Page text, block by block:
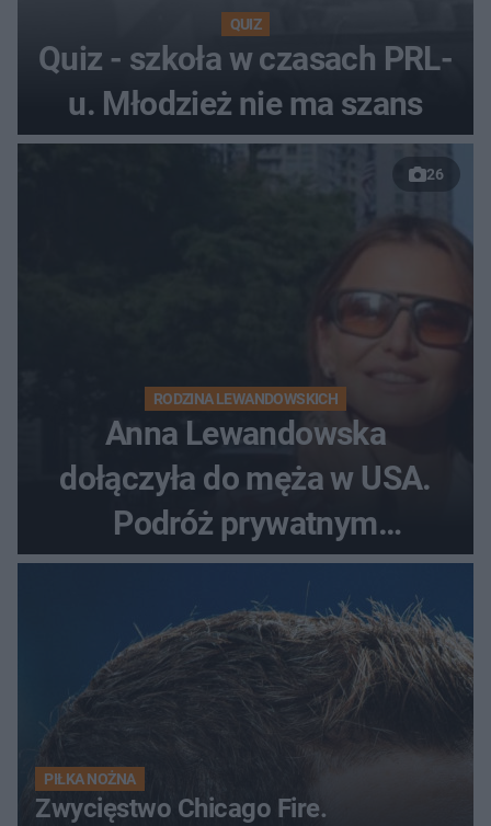
QUIZ
Quiz - szkoła w czasach PRL-
u. Młodzież nie ma szans
26
RODZINA LEWANDOWSKICH
Anna Lewandowska
dołączyła do męża w USA.
Podróż prywatnym
odrzutowcem to dopiero
początek!
PIŁKA NOŻNA
Zwycięstwo Chicago Fire.